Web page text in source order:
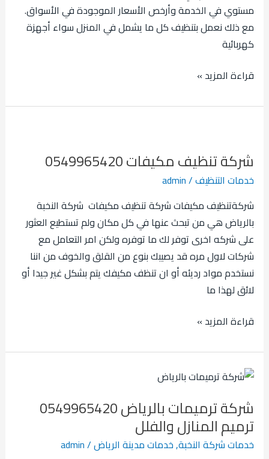
مستوي في الخدمة وأرخص الأسعار الموجودة في الأسواق.
مع ذلك نعمل بتنظيف كل ما يشمل في المنزل سواء أجهزة
كهربائية
قراءة المزيد »
شركة تنظيف مكيفات 0549965420
خدمات التنظيف/
admin
شركةتنظيف مكيفات شركة تنظيف مكيفات شركة النخبة
بالرياض هي من تبحث عنها في كل مكان ولم تستطيع العثور
على شركه اخرى توفر لك ما توفره ولكن امر التعامل مع
شركات لاول مره قد يصيبك بنوع من القلق والخوف من اننا
نستخدم مواد رديئه أو ان تنظف مكيفك يتم بشكل غير جيدا أو
لائق لهذا ما
مكيفات
0549965420
قراءة المزيد »
شركة ترميمات بالرياض 0549965420
ترميم المنازل والفلل
خدمات شركة النخبة,خدمات مدينة الرياض/
admin
شركة
بالرياض
0549965420
ترميم